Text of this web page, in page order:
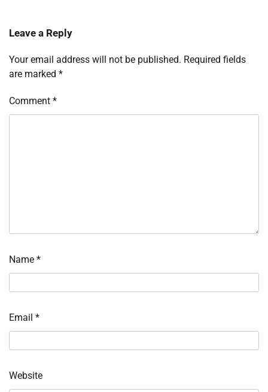
Leave a Reply
Your email address will not be published. Required fields
are marked *
Comment *
Name *
Email *
Website